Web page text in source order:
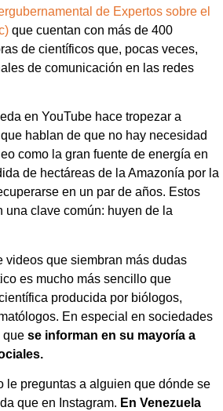
de Expertos sobre el
que cuentan con más de 400
de científicos que, pocas veces,
de comunicación en las redes
en YouTube hace tropezar a
hablan de que no hay necesidad
como la gran fuente de energía en
de hectáreas de la Amazonía por la
en un par de años. Estos
una clave común: huyen de la
videos que siembran más dudas
es mucho más sencillo que
producida por biólogos,
En especial en sociedades
que se informan en su mayoría a
le preguntas a alguien que dónde se
que en Instagram. En Venezuela